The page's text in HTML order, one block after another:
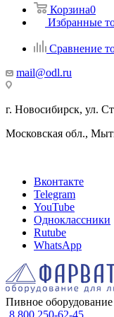
Корзина0
Избранные
Сравнение
mail@odl.ru
г. Новосибирск, ул.
Московская обл.,
Вконтакте
Telegram
YouTube
Одноклассники
Rutube
WhatsApp
Пивное
8 800 250-62-45